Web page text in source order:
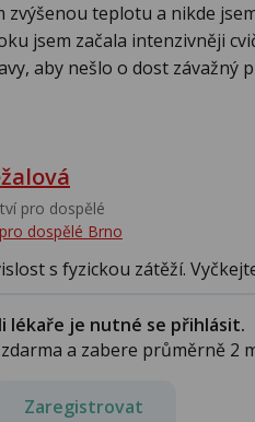
teplotu a nikde
jsem začala intenzivněji
aby nešlo o dost závažný
pro dospělé
dospělé Brno
s fyzickou zátěží.
lékaře je nutné se přihlásit.
a zabere průměrně 2
Zaregistrovat